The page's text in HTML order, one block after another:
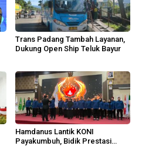
Trans Padang Tambah Layanan,
Dukung Open Ship Teluk Bayur
Hamdanus Lantik KONI
Payakumbuh, Bidik Prestasi